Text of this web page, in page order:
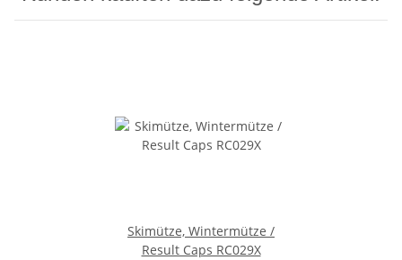
Skimütze, Wintermütze /
Result Caps RC029X